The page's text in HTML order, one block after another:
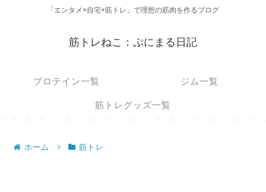
「エンタメ×自宅×筋トレ」で理想の筋肉を作るブログ
筋トレねこ：ぷにまる日記
プロテイン一覧 ジム一覧
筋トレグッズ一覧
ホーム 筋トレ